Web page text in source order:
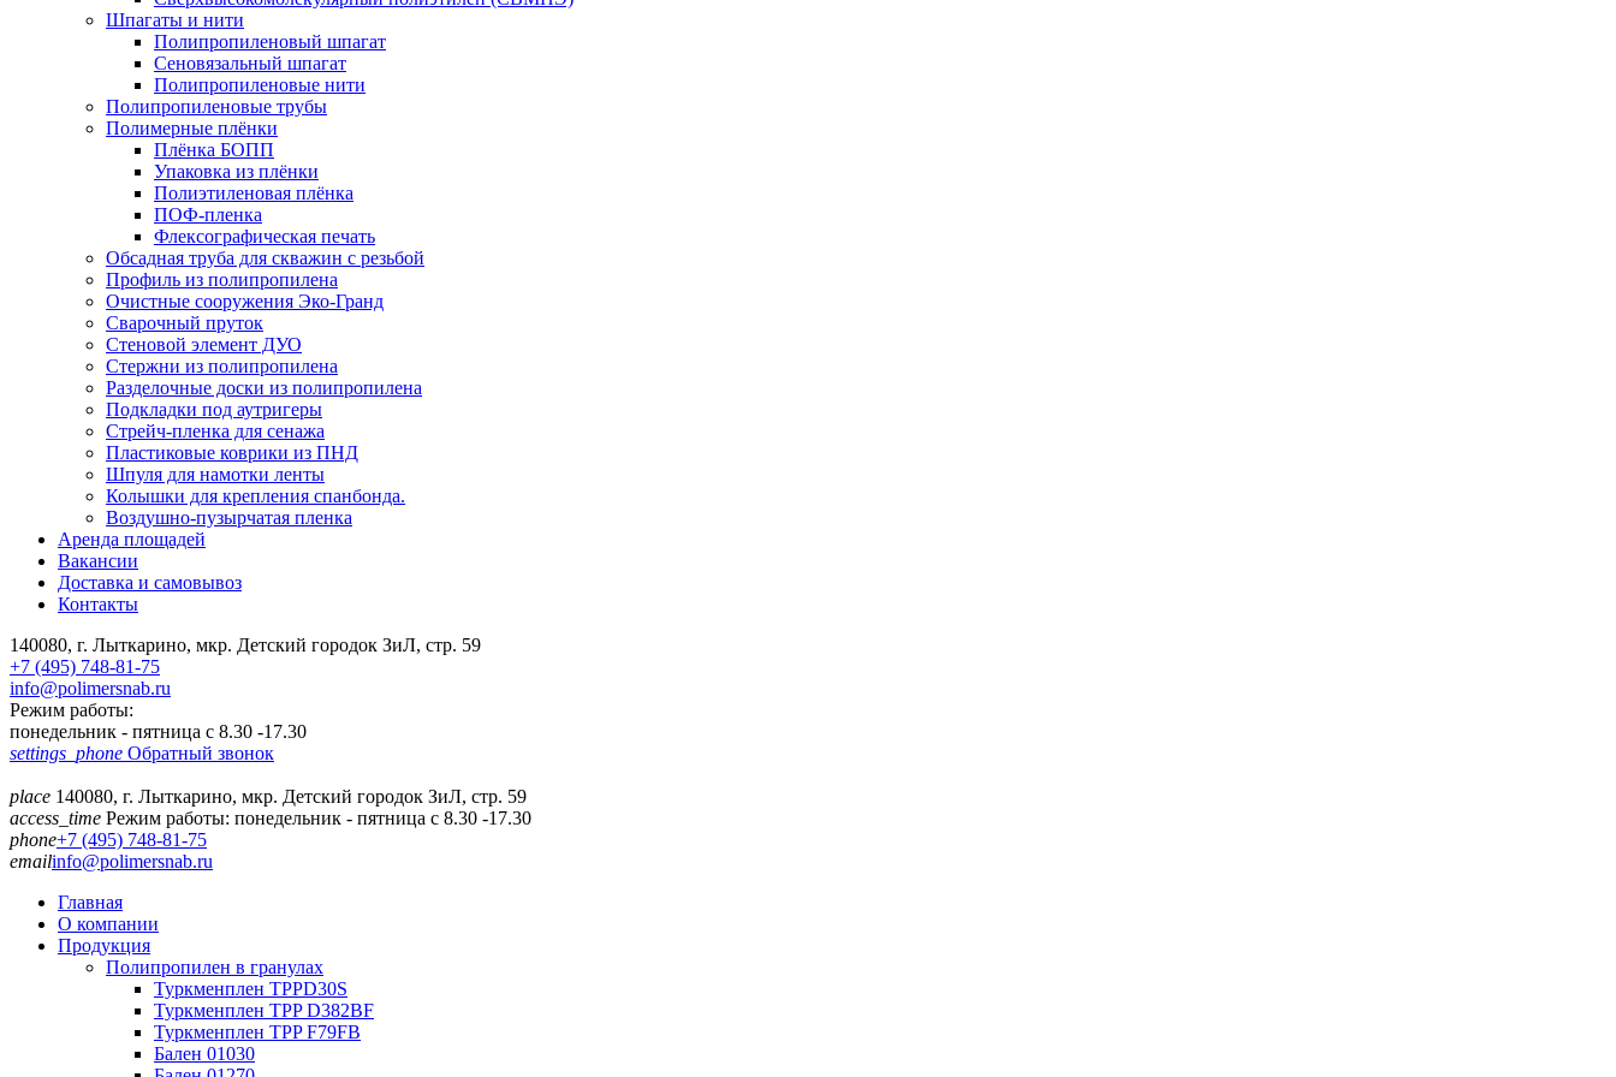
Шпагаты и нити
Полипропиленовый шпагат
Сеновязальный шпагат
Полипропиленовые нити
Полипропиленовые трубы
Полимерные плёнки
Плёнка БОПП
Упаковка из плёнки
Полиэтиленовая плёнка
ПОФ-пленка
Флексографическая печать
Обсадная труба для скважин с резьбой
Профиль из полипропилена
Очистные сооружения Эко-Гранд
Сварочный пруток
Стеновой элемент ДУО
Стержни из полипропилена
Разделочные доски из полипропилена
Подкладки под аутригеры
Cтрейч-пленка для сенажа
Пластиковые коврики из ПНД
Шпуля для намотки ленты
Колышки для крепления спанбонда.
Воздушно-пузырчатая пленка
Аренда площадей
Вакансии
Доставка и самовывоз
Контакты
140080, г. Лыткарино, мкр. Детский городок ЗиЛ, стр. 59
+7 (495) 748-81-75
info@polimersnab.ru
Режим работы:
понедельник - пятница с 8.30 -17.30
settings_phone Обратный звонок
place 140080, г. Лыткарино, мкр. Детский городок ЗиЛ, стр. 59
access_time Режим работы: понедельник - пятница с 8.30 -17.30
phone+7 (495) 748-81-75
emailinfo@polimersnab.ru
Главная
О компании
Продукция
Полипропилен в гранулах
Туркменплен TPPD30S
Туркменплен TPP D382BF
Туркменплен TPP F79FB
Бален 01030